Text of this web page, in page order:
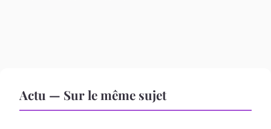
Actu — Sur le même sujet